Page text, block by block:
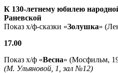
К 130-летнему юбилею
Раневской
Показ х/ф-сказки «Золушка»
17.00
Показ х/ф «Весна» (Мосфильм,
(М. Ульяновой, 1, зал №12)